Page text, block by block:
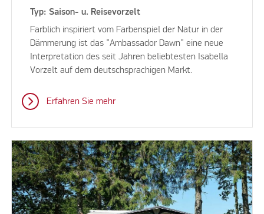
Typ: Saison- u. Reisevorzelt
Farblich inspiriert vom Farbenspiel der Natur in der
Dämmerung ist das ”Ambassador Dawn” eine neue
Interpretation des seit Jahren beliebtesten Isabella
Vorzelt auf dem deutschsprachigen Markt.
Erfahren Sie mehr